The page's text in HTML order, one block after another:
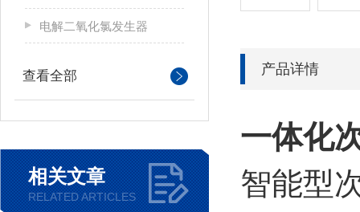
电解二氧化氯发生器
查看全部
相关文章
RELATED ARTICLES
产品详情
一体化
智能型